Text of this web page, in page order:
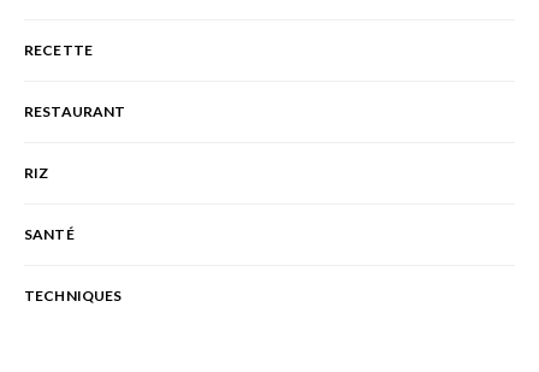
RECETTE
RESTAURANT
RIZ
SANTÉ
TECHNIQUES